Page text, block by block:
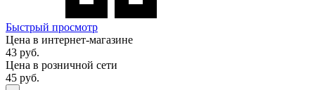
Быстрый просмотр
Цена в интернет-магазине
43 руб.
Цена в розничной сети
45 руб.